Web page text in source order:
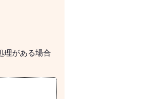
理がある場合